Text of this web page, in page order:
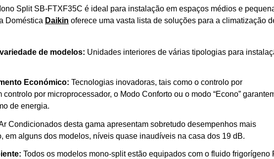
Split SB-FTXF35C é ideal para instalação em espaços médios e
Doméstica Daikin oferece uma vasta lista de soluções para a climatização
de modelos: Unidades interiores de várias tipologias para
Económico: Tecnologias inovadoras, tais como o controlo por
por microprocessador, o Modo Conforto ou o modo “Econo”
de energia.
Condicionados desta gama apresentam sobretudo desempenhos mais
em alguns dos modelos, níveis quase inaudíveis na casa dos 19 dB.
Todos os modelos mono-split estão equipados com o fluido frigorígeno